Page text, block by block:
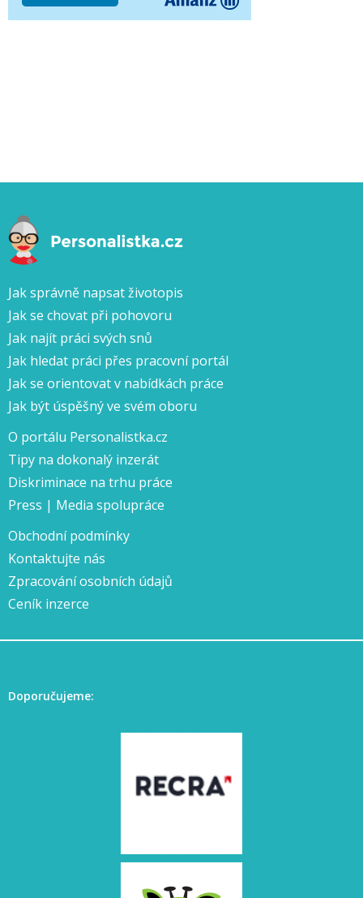
Jak správně napsat životopis
Jak se chovat při pohovoru
Jak najít práci svých snů
Jak hledat práci přes pracovní portál
Jak se orientovat v nabídkách práce
Jak být úspěšný ve svém oboru
O portálu Personalistka.cz
Tipy na dokonalý inzerát
Diskriminace na trhu práce
Press | Media spolupráce
Obchodní podmínky
Kontaktujte nás
Zpracování osobních údajů
Ceník inzerce
Doporučujeme: